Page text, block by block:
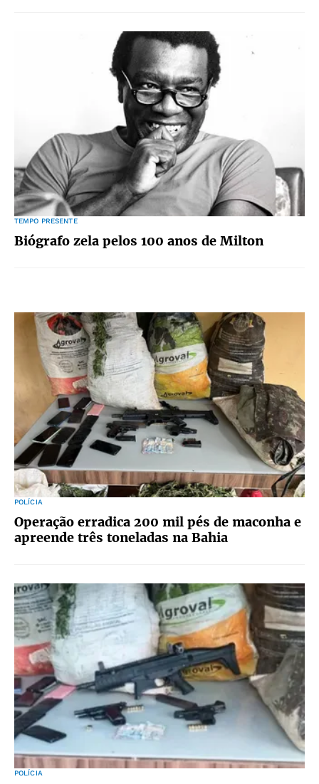
TEMPO PRESENTE
Biógrafo zela pelos 100 anos de Milton
POLÍCIA
Operação erradica 200 mil pés de maconha e
apreende três toneladas na Bahia
POLÍCIA